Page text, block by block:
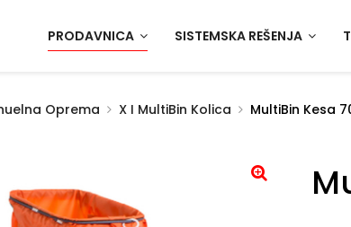
PRODAVNICA SISTEMSKA REŠENJA
Oprema X I MultiBin Kolica MultiBin Kesa